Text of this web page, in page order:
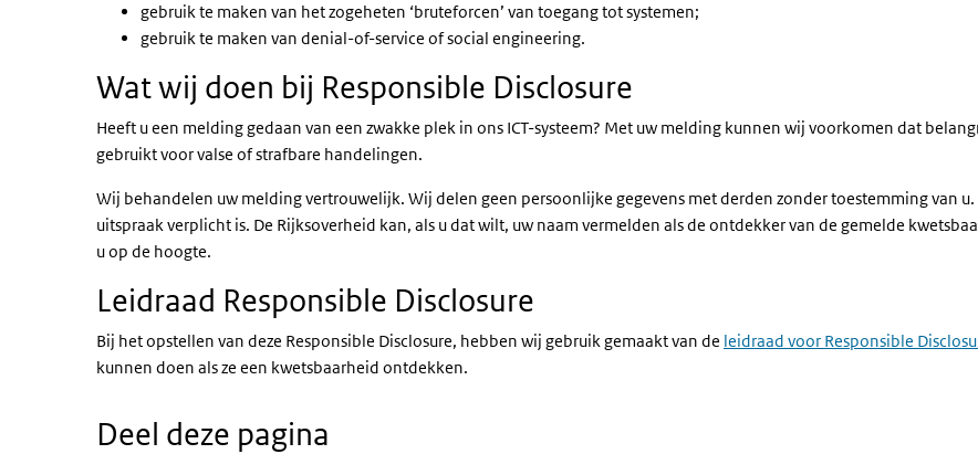
gebruik te maken van het zogeheten ‘bruteforcen’ van toegang tot systemen;
gebruik te maken van denial-of-service of social engineering.
Wat wij doen bij Responsible Disclosure
Heeft u een melding gedaan van een zwakke plek in ons ICT-systeem? Met uw melding kunnen wij voorkomen dat
gebruikt voor valse of strafbare handelingen.
Wij behandelen uw melding vertrouwelijk. Wij delen geen persoonlijke gegevens met derden zonder toestemming van
uitspraak verplicht is. De Rijksoverheid kan, als u dat wilt, uw naam vermelden als de ontdekker van de gemelde
u op de hoogte.
Leidraad Responsible Disclosure
Bij het opstellen van deze Responsible Disclosure, hebben wij gebruik gemaakt van de leidraad voor Responsible
kunnen doen als ze een kwetsbaarheid ontdekken.
Deel deze pagina